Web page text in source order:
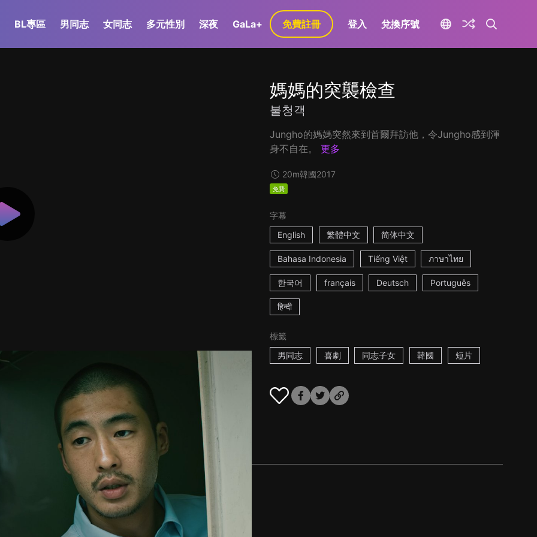
BL專區 男同志 女同志 多元性別 深夜 GaLa+ 免費註冊 登入 兌換序號
媽媽的突襲檢查
불청객
Jungho的媽媽突然來到首爾拜訪他，令Jungho感到渾
身不自在。
更多
20m韓國2017
免費
字幕
English
繁體中文 简体中文
Bahasa Indonesia Tiếng Việt ภาษาไทย
한국어 français Deutsch Português
हिन्दी
標籤
男同志
喜劇 同志子女 韓國 短片